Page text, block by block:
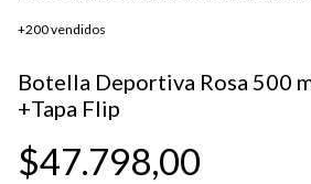
+200 vendidos
Botella Deportiva Rosa 500
+Tapa Flip
$47.798,00